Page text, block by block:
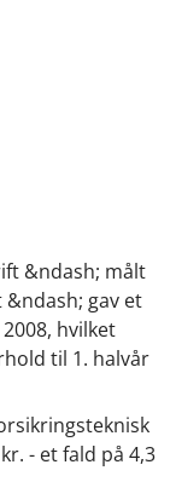
&ndash; målt
gav et
hvilket
til 1. halvår
- et fald på 4,3